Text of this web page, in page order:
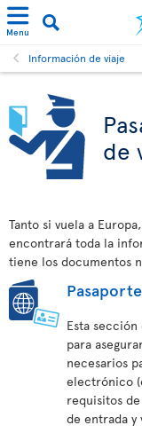
Menu
Información de viaje
de
Tanto si vuela a
encontrará toda la
tiene los documentos
Esta
para
necesarios
electrónico
requisitos
de entrada y